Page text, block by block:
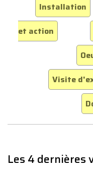
Installation
et action
Visite
Les 4 dernières